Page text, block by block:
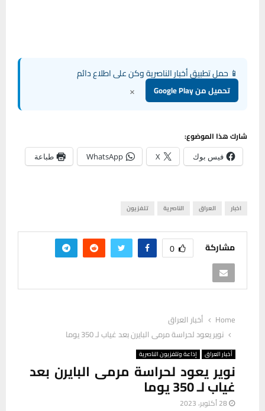
📱 حمل تطبيق أخبار الناصرية وكن على اطلاع دائم
تحميل من Google Play ×
شارك هذا الموضوع:
فيس بوك X
WhatsApp طباعة
اخبار العراق الناصرية تلفزيون
مشاركة 0
Home
أخبار العراق
نوير يعود لحراسة مرمى البايرن بعد غياب لـ 350 يوما
أخبار العراق إذاعة وتلفزيون الناصرية
نوير يعود لحراسة مرمى البايرن بعد
غياب لـ 350 يوما
28 أكتوبر، 2023